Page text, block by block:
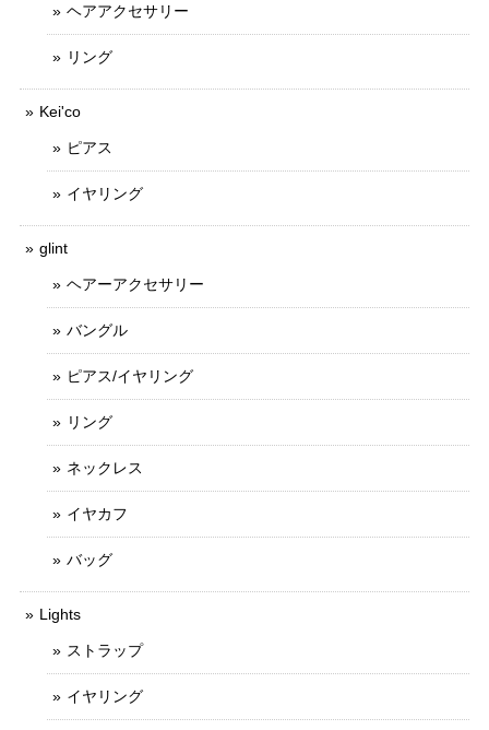
ヘアアクセサリー
リング
Kei'co
ピアス
イヤリング
glint
ヘアーアクセサリー
バングル
ピアス/イヤリング
リング
ネックレス
イヤカフ
バッグ
Lights
ストラップ
イヤリング